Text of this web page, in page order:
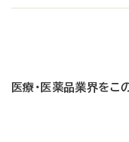
医療・医薬品業界をこ